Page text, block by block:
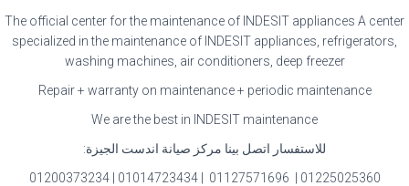
The official center for the maintenance of INDESIT appliances A center
specialized in the maintenance of INDESIT appliances, refrigerators,
washing machines, air conditioners, deep freezer
Repair + warranty on maintenance + periodic maintenance
We are the best in INDESIT maintenance
للاستفسار اتصل بينا مركز صيانة اندست الجيزة:
01225025360 | 01127571696 | 01014723434 | 01200373234